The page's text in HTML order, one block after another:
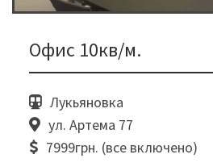
Офис 10кв/м.
Лукьяновка
ул. Артема 77
7999грн. (все включено)